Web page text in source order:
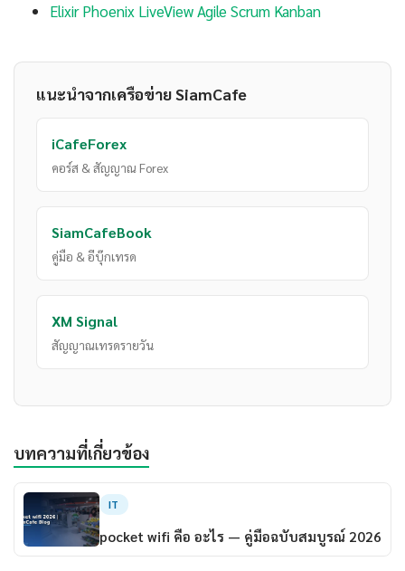
Elixir Phoenix LiveView Agile Scrum Kanban
แนะนำจากเครือข่าย SiamCafe
iCafeForex
คอร์ส & สัญญาณ Forex
SiamCafeBook
คู่มือ & อีบุ๊กเทรด
XM Signal
สัญญาณเทรดรายวัน
บทความที่เกี่ยวข้อง
IT
pocket wifi คือ อะไร — คู่มือฉบับสมบูรณ์ 2026